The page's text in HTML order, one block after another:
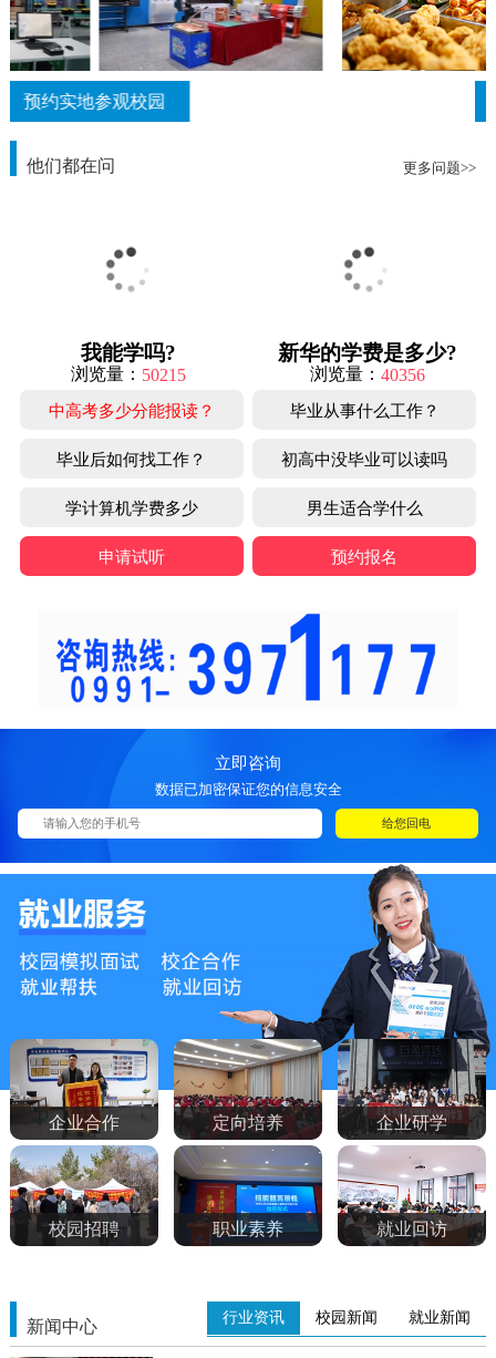
他们都在问 更多问题>>
我能学吗?
浏览量： 50215
新华的学费是多少?
浏览量： 40356
中高考多少分能报读？ 毕业从事什么工作？
毕业后如何找工作？ 初高中没毕业可以读吗
学计算机学费多少 男生适合学什么
申请试听 预约报名
立即咨询
数据已加密保证您的信息安全
企业合作 定向培养 企业研学
校园招聘 职业素养 就业回访
新闻中心 行业资讯 校园新闻 就业新闻